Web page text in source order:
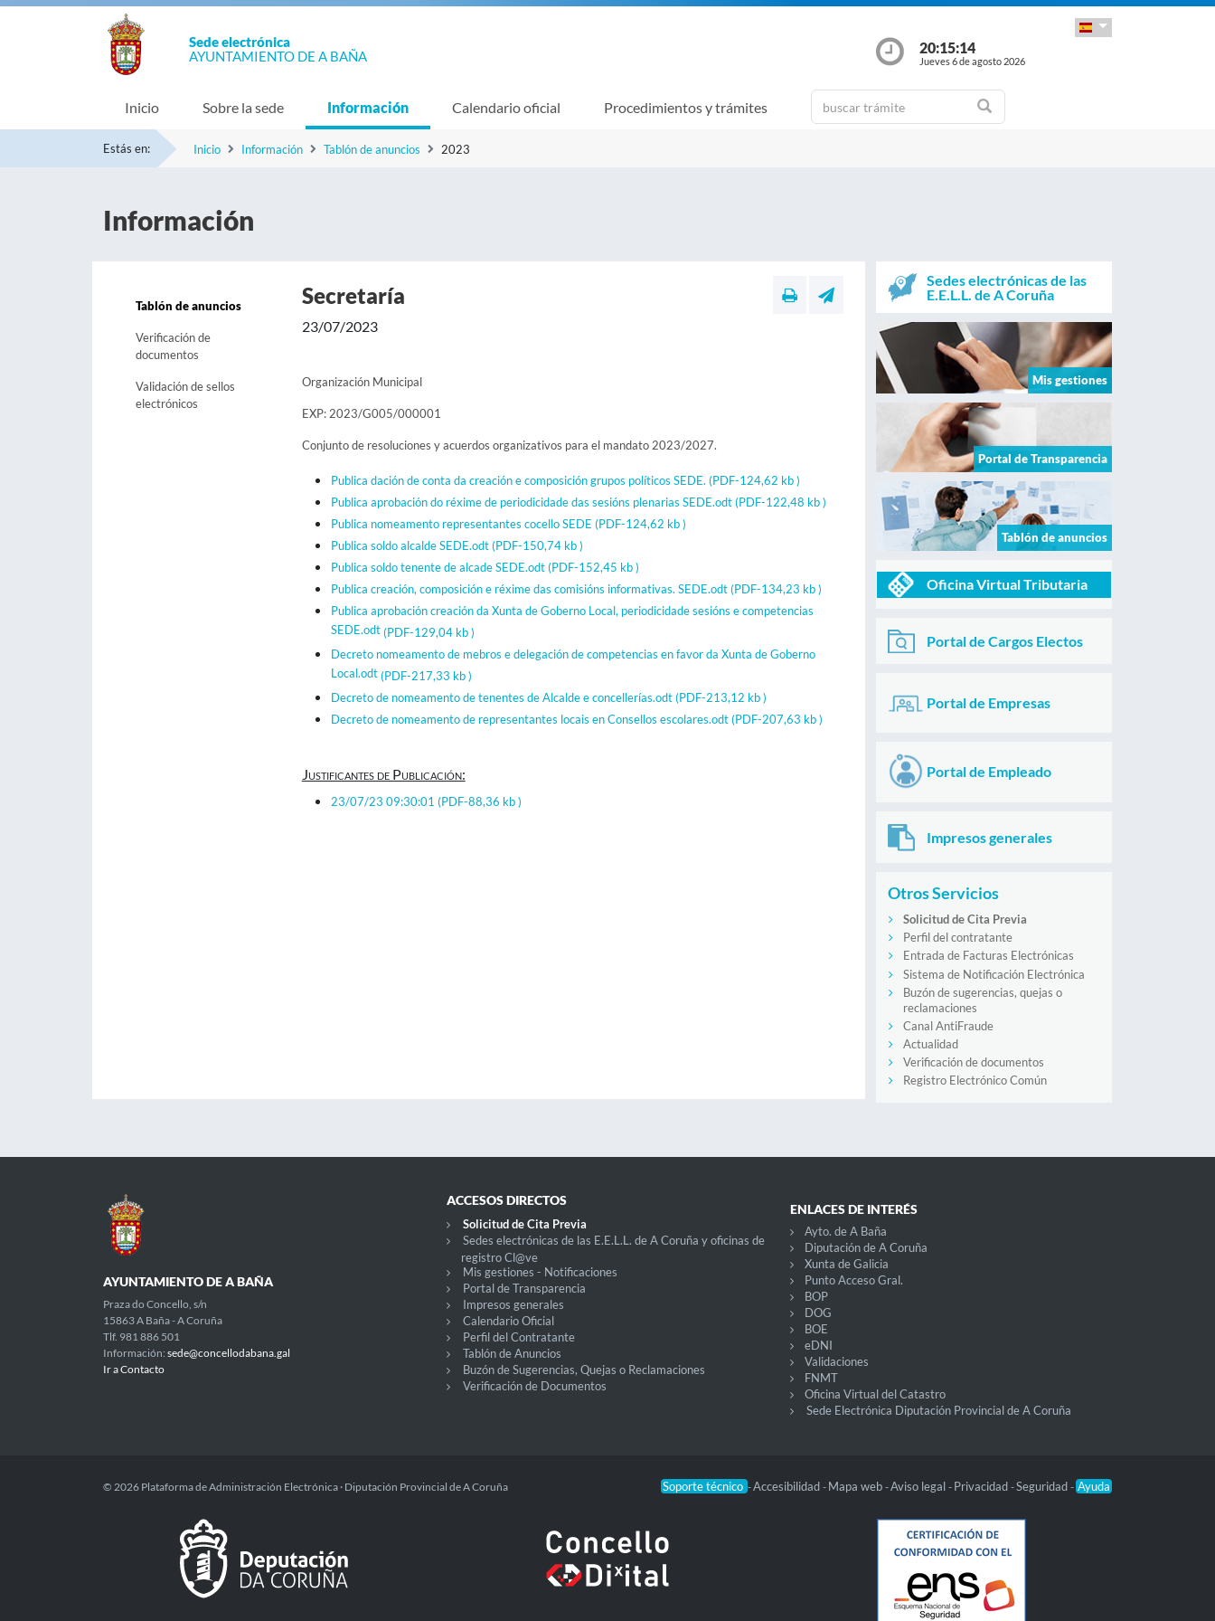
Sede electrónica
AYUNTAMIENTO DE A BAÑA
20:15:14
Jueves 6 de agosto 2026
Inicio Sobre la sede Información Calendario oficial Procedimientos y trámites
Estás en: Inicio Información Tablón de anuncios 2023
Información
Tablón de anuncios
Verificación de
documentos
Validación de sellos
electrónicos
Secretaría
23/07/2023
Organización Municipal
EXP: 2023/G005/000001
Conjunto de resoluciones y acuerdos organizativos para el mandato 2023/2027.
Publica dación de conta da creación e composición grupos políticos SEDE. (PDF-124,62 kb )
Publica aprobación do réxime de periodicidade das sesións plenarias SEDE.odt(PDF-122,48 kb )
Publica nomeamento representantes cocello SEDE (PDF-124,62 kb )
Publica soldo alcalde SEDE.odt(PDF-150,74 kb )
Publica soldo tenente de alcade SEDE.odt(PDF-152,45 kb )
Publica creación, composición e réxime das comisións informativas. SEDE.odt(PDF-134,23 kb )
Publica aprobación creación da Xunta de Goberno Local, periodicidade sesións e competencias
SEDE.odt(PDF-129,04 kb )
Decreto nomeamento de mebros e delegación de competencias en favor da Xunta de Goberno
Local.odt(PDF-217,33 kb )
Decreto de nomeamento de tenentes de Alcalde e concellerías.odt(PDF-213,12 kb )
Decreto de nomeamento de representantes locais en Consellos escolares.odt(PDF-207,63 kb )
Justificantes de Publicación:
23/07/23 09:30:01 (PDF-88,36 kb )
Sedes electrónicas de las
E.E.L.L. de A Coruña
Mis gestiones
Portal de Transparencia
Tablón de anuncios
Oficina Virtual Tributaria
Portal de Cargos Electos
Portal de Empresas
Portal de Empleado
Impresos generales
Otros Servicios
Solicitud de Cita Previa
Perfil del contratante
Entrada de Facturas Electrónicas
Sistema de Notificación Electrónica
Buzón de sugerencias, quejas o
reclamaciones
Canal AntiFraude
Actualidad
Verificación de documentos
Registro Electrónico Común
AYUNTAMIENTO DE A BAÑA
Praza do Concello, s/n
15863 A Baña - A Coruña
Tlf. 981 886 501
Información: sede@concellodabana.gal
Ir a Contacto
ACCESOS DIRECTOS
Solicitud de Cita Previa
Sedes electrónicas de las E.E.L.L. de A Coruña y oficinas de
registro Cl@ve
Mis gestiones - Notificaciones
Portal de Transparencia
Impresos generales
Calendario Oficial
Perfil del Contratante
Tablón de Anuncios
Buzón de Sugerencias, Quejas o Reclamaciones
Verificación de Documentos
ENLACES DE INTERÉS
Ayto. de A Baña
Diputación de A Coruña
Xunta de Galicia
Punto Acceso Gral.
BOP
DOG
BOE
eDNI
Validaciones
FNMT
Oficina Virtual del Catastro
Sede Electrónica Diputación Provincial de A Coruña
Soporte técnico -Accesibilidad - Mapa web -Aviso legal - Privacidad -Seguridad - Ayuda
© 2026 Plataforma de Administración Electrónica · Diputación Provincial de A Coruña